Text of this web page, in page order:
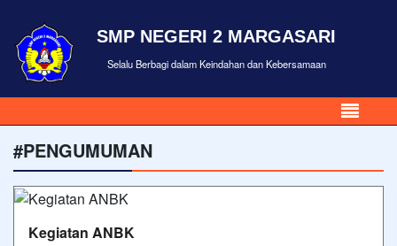
SMP NEGERI 2 MARGASARI
Selalu Berbagi dalam Keindahan dan Kebersamaan
#PENGUMUMAN
Kegiatan ANBK